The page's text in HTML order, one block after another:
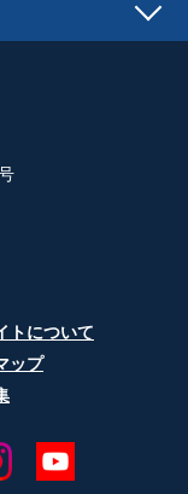
トについて
ップ